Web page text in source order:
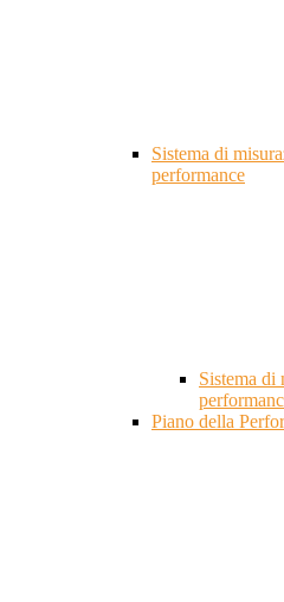
Sistema di
performance
Sistema di
Piano della